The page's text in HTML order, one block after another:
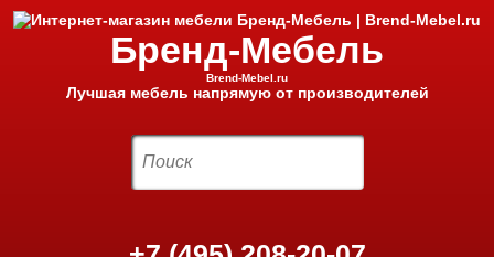
Бренд-Мебель
Brend-Mebel.ru
Лучшая мебель напрямую от производителей